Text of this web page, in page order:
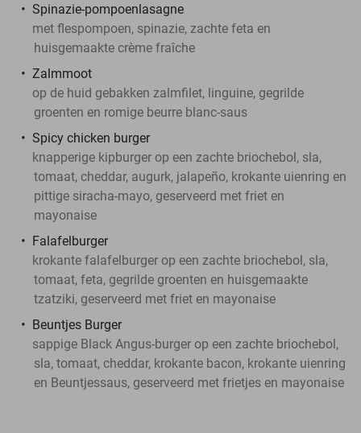
Spinazie-pompoenlasagne
met flespompoen, spinazie, zachte feta en
huisgemaakte crème fraîche
Zalmmoot
op de huid gebakken zalmfilet, linguine, gegrilde
groenten en romige beurre blanc-saus
Spicy chicken burger
knapperige kipburger op een zachte briochebol, sla,
tomaat, cheddar, augurk, jalapeño, krokante uienring en
pittige siracha-mayo, geserveerd met friet en
mayonaise
Falafelburger
krokante falafelburger op een zachte briochebol, sla,
tomaat, feta, gegrilde groenten en huisgemaakte
tzatziki, geserveerd met friet en mayonaise
Beuntjes Burger
sappige Black Angus-burger op een zachte briochebol,
sla, tomaat, cheddar, krokante bacon, krokante uienring
en Beuntjessaus, geserveerd met frietjes en mayonaise